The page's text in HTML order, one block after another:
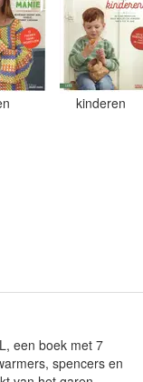
kinderen
een boek met 7
spencers en